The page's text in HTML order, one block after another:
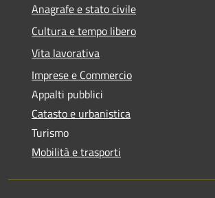
Anagrafe e stato civile
Cultura e tempo libero
Vita lavorativa
Imprese e Commercio
Appalti pubblici
Catasto e urbanistica
Turismo
Mobilità e trasporti